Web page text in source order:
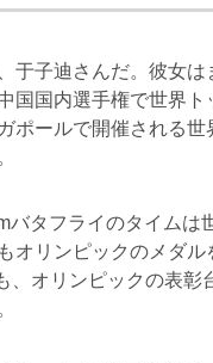
于子迪さんだ。彼女は
国国内選手権で世界ト
ポールで開催される
バタフライのタイムは
オリンピックのメダル
、オリンピックの表彰